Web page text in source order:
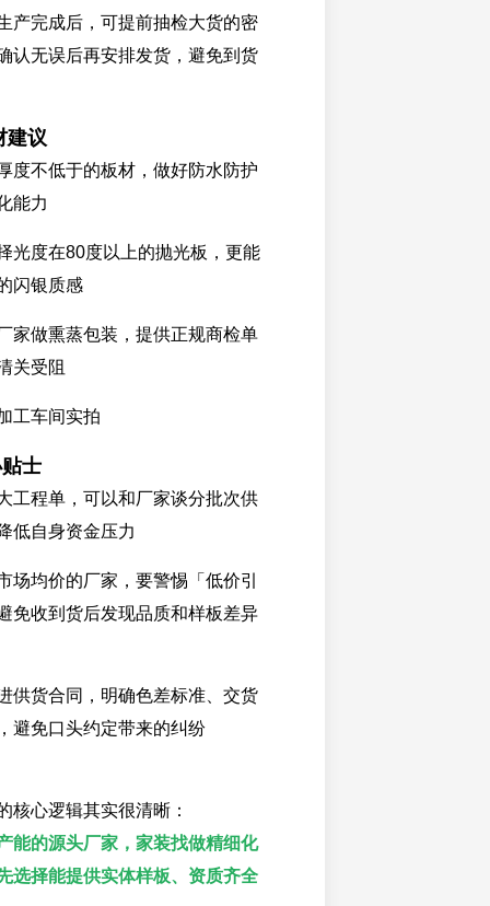
产完成后，可提前抽检大货的密
认无误后再安排发货，避免到货
建议
度不低于的板材，做好防水防护
能力
光度在80度以上的抛光板，更能
闪银质感
家做熏蒸包装，提供正规商检单
关受阻
工车间实拍
士
工程单，可以和厂家谈分批次供
低自身资金压力
场均价的厂家，要警惕「低价引
免收到货后发现品质和样板差异
供货合同，明确色差标准、交货
避免口头约定带来的纠纷
核心逻辑其实很清晰：
能的源头厂家，家装找做精细化
选择能提供实体样板、资质齐全